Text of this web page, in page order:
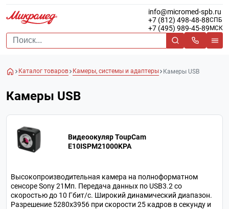
info@micromed-spb.ru
+7 (812) 498-48-88СПБ
+7 (495) 989-45-89 МСК
Каталог товаров Камеры, системы и адаптеры Камеры USB
Камеры USB
Видеоокуляр ToupCam
E10ISPM21000KPA
Высокопроизводительная камера на полноформатном
сенсоре Sony 21Мп. Передача данных по USB3.2 со
скоростью до 10 Гбит/с. Широкий динамический диапазон.
Разрешение 5280х3956 при скорости 25 кадров в секунду и